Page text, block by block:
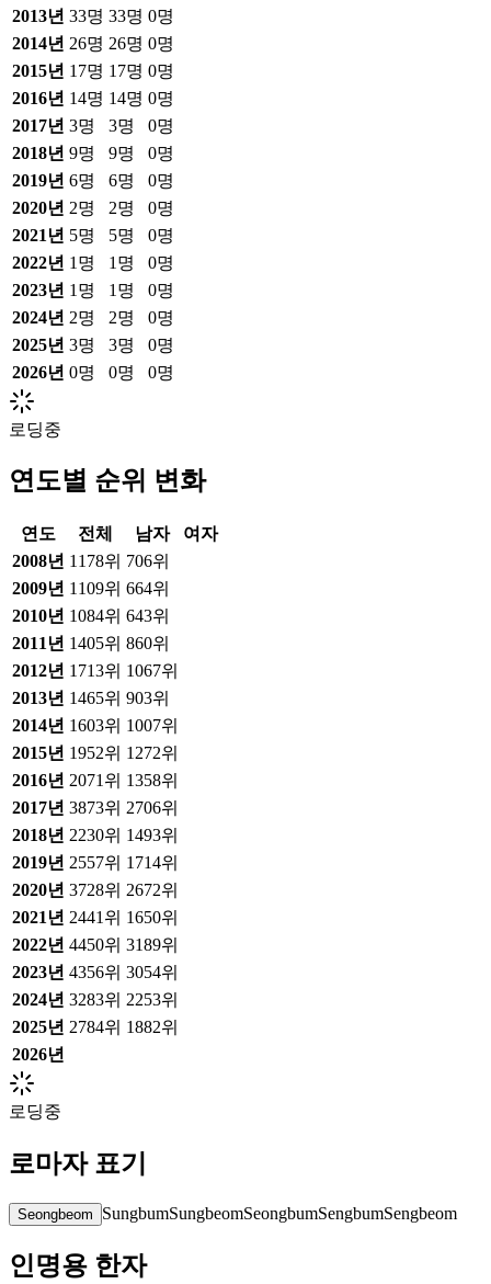
2013년 33명 33명 0명
2014년 26명 26명 0명
2015년 17명 17명 0명
2016년 14명 14명 0명
2017년 3명 3명 0명
2018년 9명 9명 0명
2019년 6명 6명 0명
2020년 2명 2명 0명
2021 년 5명 5명 0명
2022년 1 명 1 명 0명
2023년 1 명 1 명 0명
2024년 2명 2명 0명
2025년 3명 3명 0명
2026년 0명 0명 0명
로딩중
연도별 순위 변화
연도 전체 남자
여자
2008년 1178위 706위
2009년 1109위 664위
2010년 1084위 643위
2011 년 1405위 860위
2012년 1713위 1067위
2013년 1465위 903위
2014년 1603위 1007위
2015년 1952위 1272위
2016년 2071위 1358위
2017년 3873위 2706위
2018년 2230위 1493위
2019년 2557위 1714위
2020년 3728위 2672위
2021 년 2441위 1650위
2022년 4450위 3189위
2023년 4356위 3054위
2024년 3283위 2253위
2025년 2784위 1882위
2026년
로딩중
로마자 표기
Seongbeom SungbumSungbeomSeongbumSengbumSengbeom
인명용 한자